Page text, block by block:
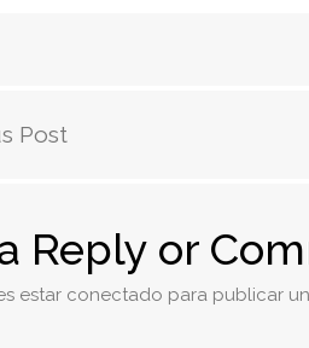
Post
Reply or
estar conectado para publicar